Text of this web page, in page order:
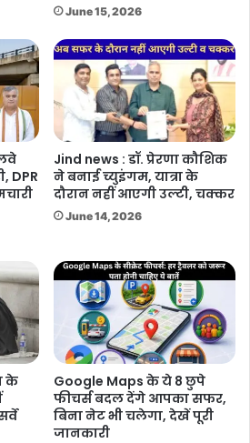
June 15, 2026
DPR
Jind news : डॉ. प्रेरणा कौशिक
ने बनाई च्युइंगम, यात्रा के
दौरान नहीं आएगी उल्टी, चक्कर
June 14, 2026
के
Google Maps के ये 8 छुपे
फीचर्स बदल देंगे आपका सफर,
बिना नेट भी चलेगा, देखें पूरी
जानकारी